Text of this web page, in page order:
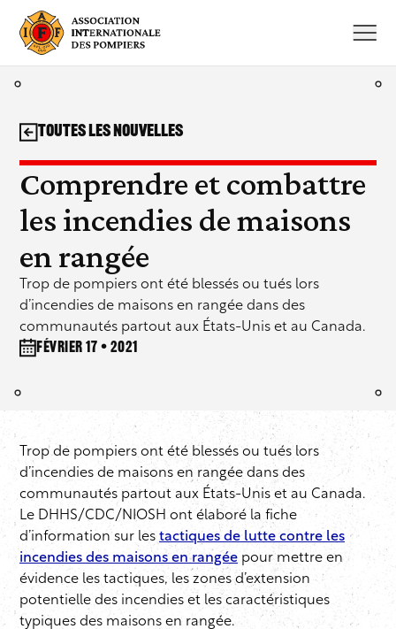
contenu
Comprendre et combattre
les incendies de maisons
en rangée
Trop de pompiers ont été blessés ou tués lors
d’incendies de maisons en rangée dans des
communautés partout aux États-Unis et au Canada.
février 17 • 2021
Toutes les nouvelles
Trop de pompiers ont été blessés ou tués lors
d’incendies de maisons en rangée dans des
communautés partout aux États-Unis et au Canada.
Le DHHS/CDC/NIOSH ont élaboré la fiche
d’information sur lestactiques de lutte contre les
incendies des maisons en rangée pour mettre en
évidence les tactiques, les zones d’extension
potentielle des incendies et les caractéristiques
typiques des maisons en rangée.